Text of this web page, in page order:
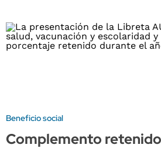
Beneficio social
Complemento